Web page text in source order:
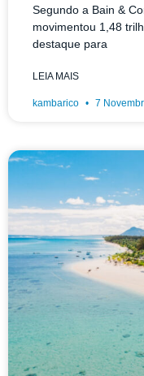
Segundo a Bain &
movimentou 1,48
destaque para
LEIA MAIS
kambarico 7